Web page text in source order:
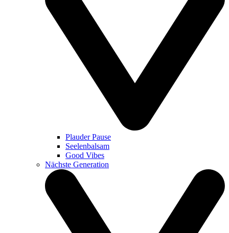
Plauder Pause
Seelenbalsam
Good Vibes
Nächste Generation